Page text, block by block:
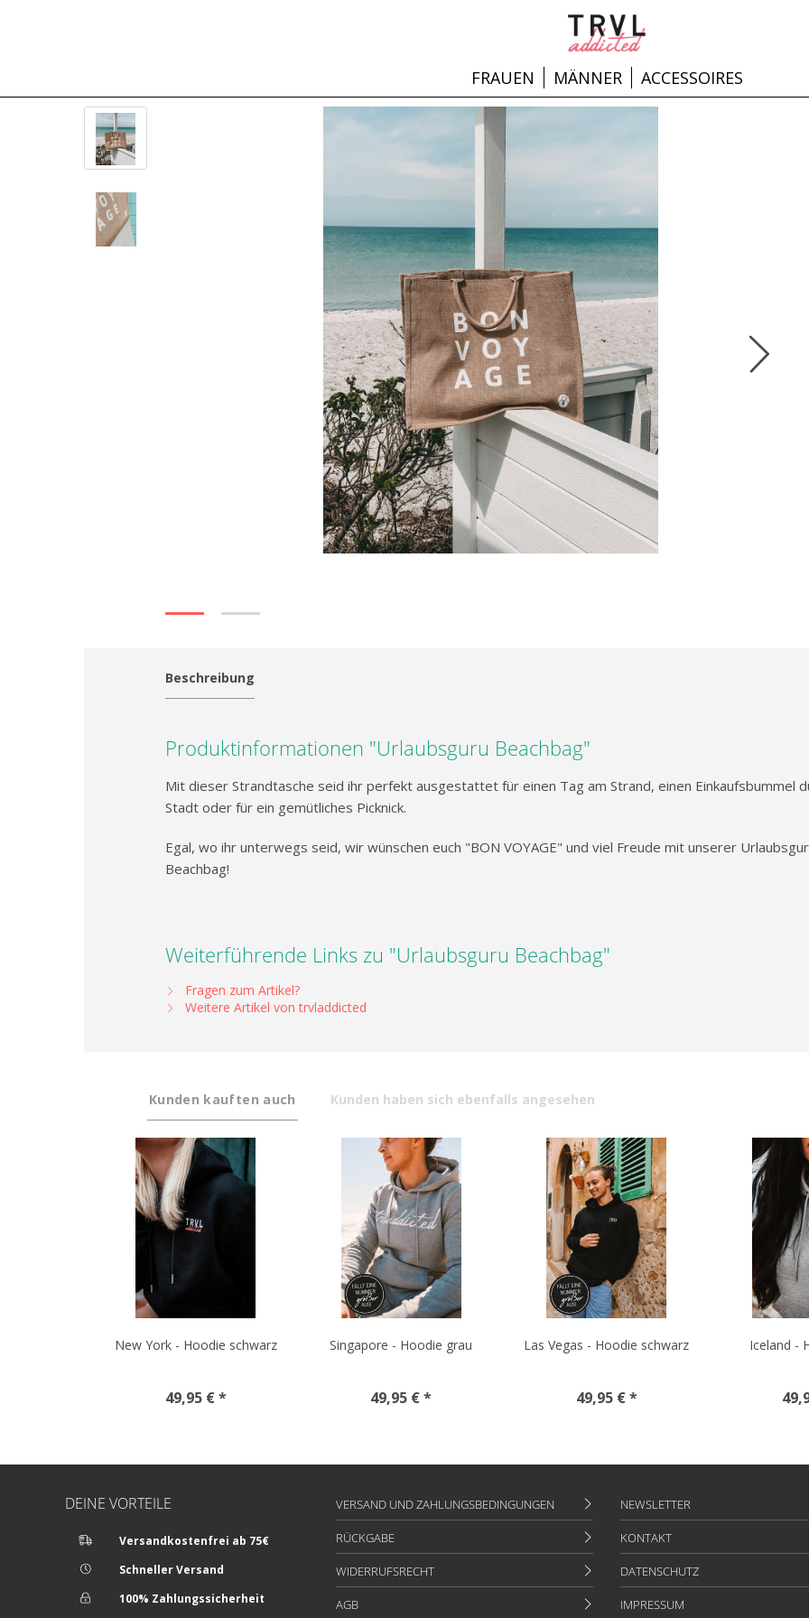
FRAUEN MÄNNER ACCESSOIRES
Beschreibung
Produktinformationen "Urlaubsguru Beachbag"
Mit dieser Strandtasche seid ihr perfekt ausgestattet für einen Tag am Strand, einen Einkaufsbummel
Stadt oder für ein gemütliches Picknick.
Egal, wo ihr unterwegs seid, wir wünschen euch "BON VOYAGE" und viel Freude mit unserer
Beachbag!
Weiterführende Links zu "Urlaubsguru Beachbag"
Fragen zum Artikel?
Weitere Artikel von trvladdicted
Kunden kauften auch Kunden haben sich ebenfalls angesehen
New York - Hoodie schwarz
49,95 € *
Singapore - Hoodie grau
49,95 € *
Las Vegas - Hoodie schwarz
49,95 € *
Iceland -
DEINE VORTEILE
Versandkostenfrei ab 75€
Schneller Versand
100% Zahlungssicherheit
VERSAND UND ZAHLUNGSBEDINGUNGEN
RÜCKGABE
WIDERRUFSRECHT
AGB
NEWSLETTER
KONTAKT
DATENSCHUTZ
IMPRESSUM